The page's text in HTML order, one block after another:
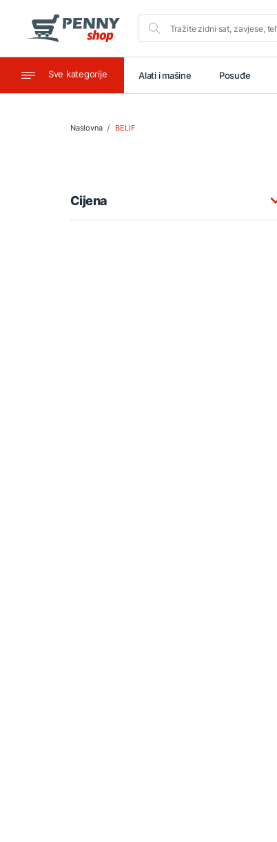
Sve kategorije
Ugostiteljstvo Alati i mašine Posuđe
Naslovna BELIF
Cijena